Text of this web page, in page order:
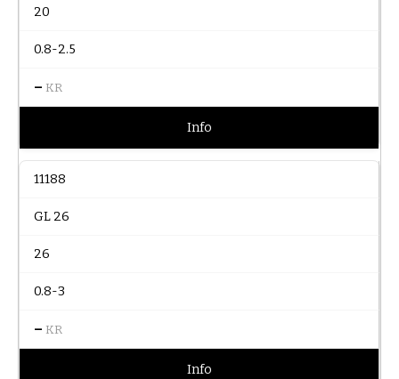
20
0.8-2.5
– KR
Info
11188
GL 26
26
0.8-3
– KR
Info